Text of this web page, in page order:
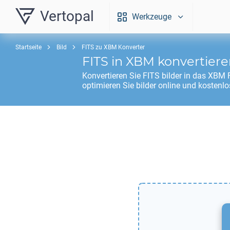
Vertopal Werkzeuge
Startseite Bild FITS zu XBM Konverter
FITS in XBM
Konvertieren Sie FITS bilder in das XBM
optimieren Sie bilder online und